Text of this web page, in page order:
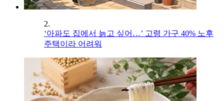
2.
‘아파도 집에서 늙고 싶어…’ 고령 가구 40% 노후
주택이라 어려워